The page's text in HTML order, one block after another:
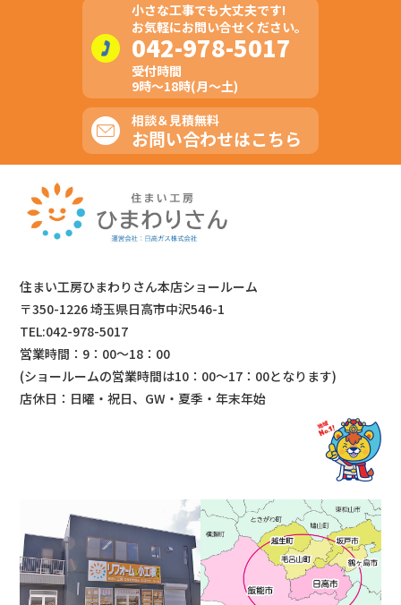
小さな工事でも大丈夫です!
お気軽にお問い合せください。
042-978-5017
受付時間
9時～18時(月～土)
相談＆見積無料
お問い合わせはこちら
住まい工房ひまわりさん本店ショールーム
〒350-1226 埼玉県日高市中沢546-1
TEL:042-978-5017
営業時間：9：00～18：00
(ショールームの営業時間は10：00～17：00となります)
店休日：日曜・祝日、GW・夏季・年末年始